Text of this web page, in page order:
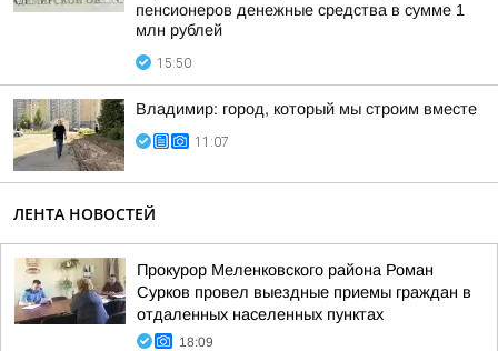
пенсионеров денежные средства в сумме 1
млн рублей
15:50
Владимир: город, который мы строим вместе
11:07
ЛЕНТА НОВОСТЕЙ
Прокурор Меленковского района Роман
Сурков провел выездные приемы граждан в
отдаленных населенных пунктах
18:09